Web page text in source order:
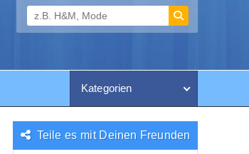
Kategorien
Teile es mit Deinen Freunden